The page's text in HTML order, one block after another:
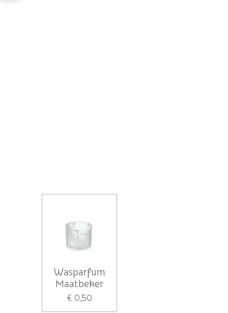
Wasparfum
Maatbeker
€ 0,50